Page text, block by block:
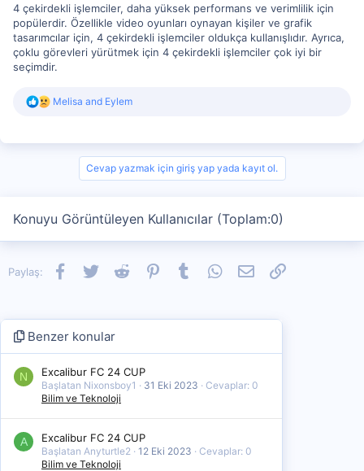
4 çekirdekli işlemciler, daha yüksek performans ve verimlilik için
popülerdir. Özellikle video oyunları oynayan kişiler ve grafik
tasarımcılar için, 4 çekirdekli işlemciler oldukça kullanışlıdır. Ayrıca,
çoklu görevleri yürütmek için 4 çekirdekli işlemciler çok iyi bir
seçimdir.
R
:
Melisa and Eylem
Cevap yazmak için giriş yap yada kayıt ol.
Konuyu Görüntüleyen Kullanıcılar (Toplam:0)
Paylaş: Facebook
TwitterReddit PinterestTumblrWhatsApp
E-postaLink
Benzer konular
N Excalibur FC 24 CUP
Başlatan Nixonsboy1 31 Eki 2023
Cevaplar: 0
Bilim ve Teknoloji
A Excalibur FC 24 CUP
Başlatan Anyturtle2 12 Eki 2023
Cevaplar: 0
Bilim ve Teknoloji